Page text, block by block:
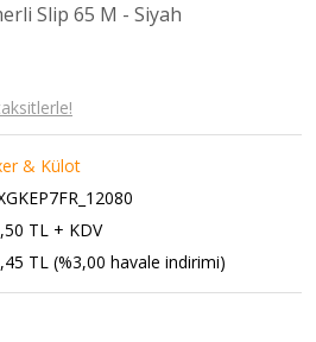
Slip 65 M - Siyah
& Külot
TL + KDV
TL (%3,00 havale indirimi)